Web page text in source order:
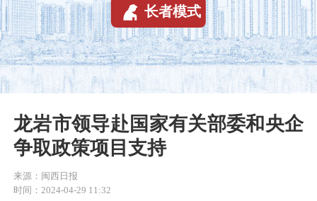
 长者模式
龙岩市领导赴国家有关部委和央企
争取政策项目支持
来源：闽西日报
时间：2024-04-29 11:32